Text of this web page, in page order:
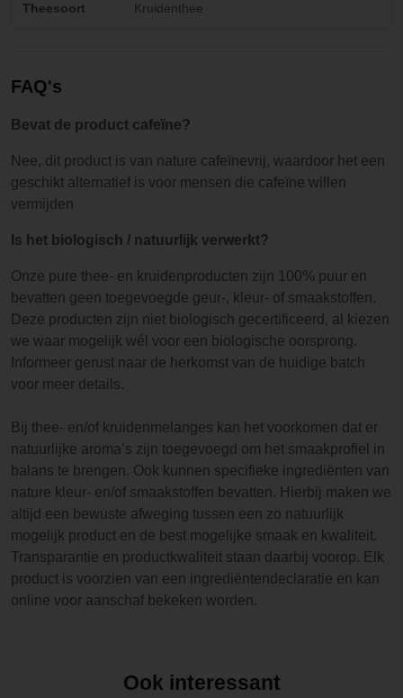
Theesoort Kruidenthee
FAQ's
Bevat de product cafeïne?
Nee, dit product is van nature cafeïnevrij, waardoor het een
geschikt alternatief is voor mensen die cafeïne willen
vermijden
Is het biologisch / natuurlijk verwerkt?
Onze pure thee- en kruidenproducten zijn 100% puur en
bevatten geen toegevoegde geur-, kleur- of smaakstoffen.
Deze producten zijn niet biologisch gecertificeerd, al kiezen
we waar mogelijk wél voor een biologische oorsprong.
Informeer gerust naar de herkomst van de huidige batch
voor meer details.
Bij thee- en/of kruidenmelanges kan het voorkomen dat er
natuurlijke aroma’s zijn toegevoegd om het smaakprofiel in
balans te brengen. Ook kunnen specifieke ingrediënten van
nature kleur- en/of smaakstoffen bevatten. Hierbij maken we
altijd een bewuste afweging tussen een zo natuurlijk
mogelijk product en de best mogelijke smaak en kwaliteit.
Transparantie en productkwaliteit staan daarbij voorop. Elk
product is voorzien van een ingrediëntendeclaratie en kan
online voor aanschaf bekeken worden.
Ook interessant